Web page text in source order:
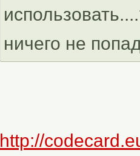
ничего не
http://